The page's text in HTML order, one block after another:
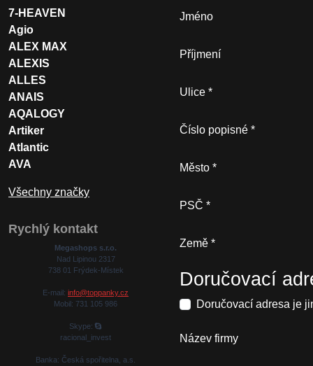
Jméno
Příjmení
Ulice
Číslo popisné
Město
PSČ
Země
Doručovací
Doručovací adresa je
Název firmy
7-HEAVEN
Agio
ALEX MAX
ALEXIS
ALLES
ANAIS
AQALOGY
Artiker
Atlantic
AVA
Všechny značky
Rychlý kontakt
Megashops s.r.o.
Nad Lipinou 2317
738 01 Frýdek-Místek
E-mail: info@toppanky.cz
Mobil: 731 105 986
Skype:
racional_invest
Banka: Česká spořitelna, a.s.